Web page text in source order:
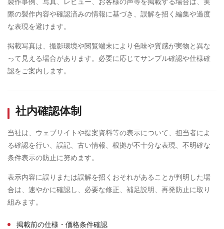
際の製作内容や確認済みの情報に基づき、誤解を招く編集や過度
な表現を避けます。
掲載写真は、撮影環境や閲覧端末により色味や質感が実物と異な
って見える場合があります。必要に応じてサンプル確認や仕様確
認をご案内します。
社内確認体制
当社は、ウェブサイトや提案資料等の表示について、担当者によ
る確認を行い、誤記、古い情報、根拠が不十分な表現、不明確な
条件表示の防止に努めます。
表示内容に誤りまたは誤解を招くおそれがあることが判明した場
合は、速やかに確認し、必要な修正、補足説明、再発防止に取り
組みます。
掲載前の仕様・価格条件確認